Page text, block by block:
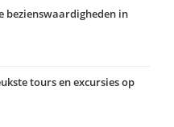
bezienswaardigheden in
tours en excursies op